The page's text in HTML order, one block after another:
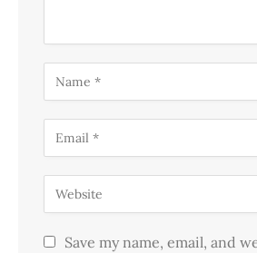
Save my name, email, and